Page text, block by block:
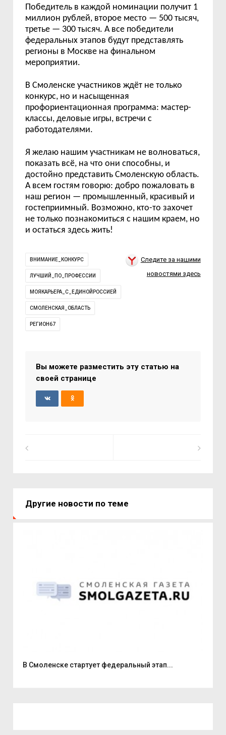
Победитель в каждой номинации получит 1
миллион рублей, второе место — 500 тысяч,
третье — 300 тысяч. А все победители
федеральных этапов будут представлять
регионы в Москве на финальном
мероприятии.
В Смоленске участников ждёт не только
конкурс, но и насыщенная
профориентационная программа: мастер-
классы, деловые игры, встречи с
работодателями.
Я желаю нашим участникам не волноваться,
показать всё, на что они способны, и
достойно представить Смоленскую область.
А всем гостям говорю: добро пожаловать в
наш регион — промышленный, красивый и
гостеприимный. Возможно, кто-то захочет
не только познакомиться с нашим краем, но
и остаться здесь жить!
ВНИМАНИЕ_КОНКУРС
ЛУЧШИЙ_ПО_ПРОФЕССИИ
МОЯКАРЬЕРА_С_ЕДИНОЙРОССИЕЙ
СМОЛЕНСКАЯ_ОБЛАСТЬ
РЕГИОН67
Следите за нашими
новостями здесь
Вы можете разместить эту статью на
своей странице
Другие новости по теме
В Смоленске стартует федеральный этап...